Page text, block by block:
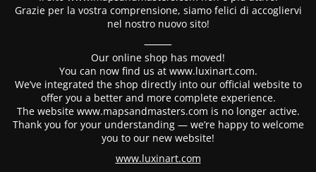
Grazie per la vostra comprensione, siamo felici di accogliervi
nel nostro nuovo sito!
⸻
Our online shop has moved!
You can now find us at www.luxinart.com.
We’ve integrated the shop directly into our official website to
offer you a better and more complete experience.
The website www.mapsandmasters.com is no longer active.
Thank you for your understanding — we’re happy to welcome
you to our new website!
www.luxinart.com